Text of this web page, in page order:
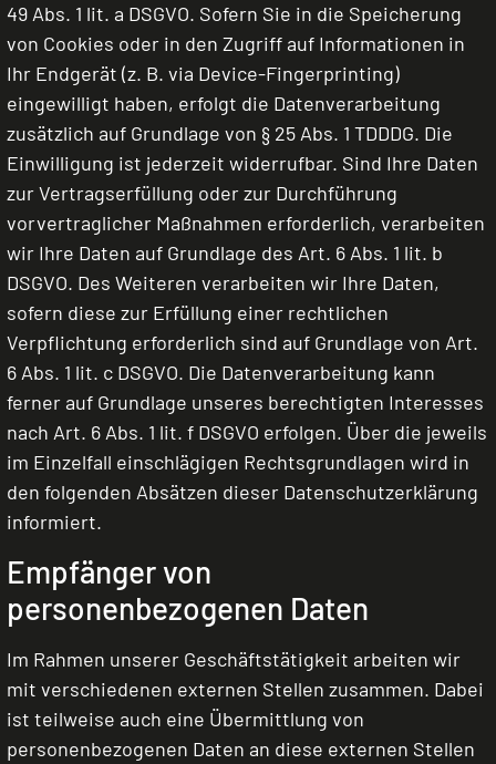
49 Abs. 1 lit. a DSGVO. Sofern Sie in die Speicherung
von Cookies oder in den Zugriff auf Informationen in
Ihr Endgerät (z. B. via Device-Fingerprinting)
eingewilligt haben, erfolgt die Datenverarbeitung
zusätzlich auf Grundlage von § 25 Abs. 1 TDDDG. Die
Einwilligung ist jederzeit widerrufbar. Sind Ihre Daten
zur Vertragserfüllung oder zur Durchführung
vorvertraglicher Maßnahmen erforderlich, verarbeiten
wir Ihre Daten auf Grundlage des Art. 6 Abs. 1 lit. b
DSGVO. Des Weiteren verarbeiten wir Ihre Daten,
sofern diese zur Erfüllung einer rechtlichen
Verpflichtung erforderlich sind auf Grundlage von Art.
6 Abs. 1 lit. c DSGVO. Die Datenverarbeitung kann
ferner auf Grundlage unseres berechtigten Interesses
nach Art. 6 Abs. 1 lit. f DSGVO erfolgen. Über die jeweils
im Einzelfall einschlägigen Rechtsgrundlagen wird in
den folgenden Absätzen dieser Datenschutzerklärung
informiert.
Empfänger von
personenbezogenen Daten
Im Rahmen unserer Geschäftstätigkeit arbeiten wir
mit verschiedenen externen Stellen zusammen. Dabei
ist teilweise auch eine Übermittlung von
personenbezogenen Daten an diese externen Stellen